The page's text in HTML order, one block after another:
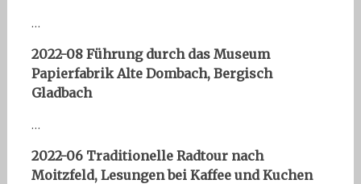
…
2022-08 Führung durch das Museum
Papierfabrik Alte Dombach, Bergisch
Gladbach
…
2022-06 Traditionelle Radtour nach
Moitzfeld, Lesungen bei Kaffee und Kuchen